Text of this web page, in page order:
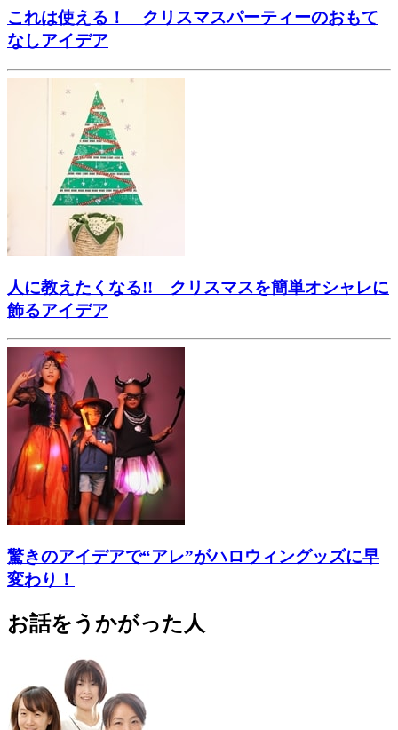
これは使える！ クリスマスパーティーのおもて
なしアイデア
人に教えたくなる!! クリスマスを簡単オシャレに
飾るアイデア
驚きのアイデアで“アレ”がハロウィングッズに早
変わり！
お話をうかがった人